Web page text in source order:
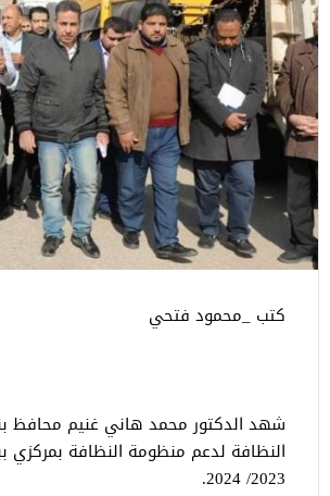
كتب _محمود فتحي
شهد الدكتور محمد هاني غنيم محافظ
النظافة لدعم منظومة النظافة بمركزي
2023/ 2024.